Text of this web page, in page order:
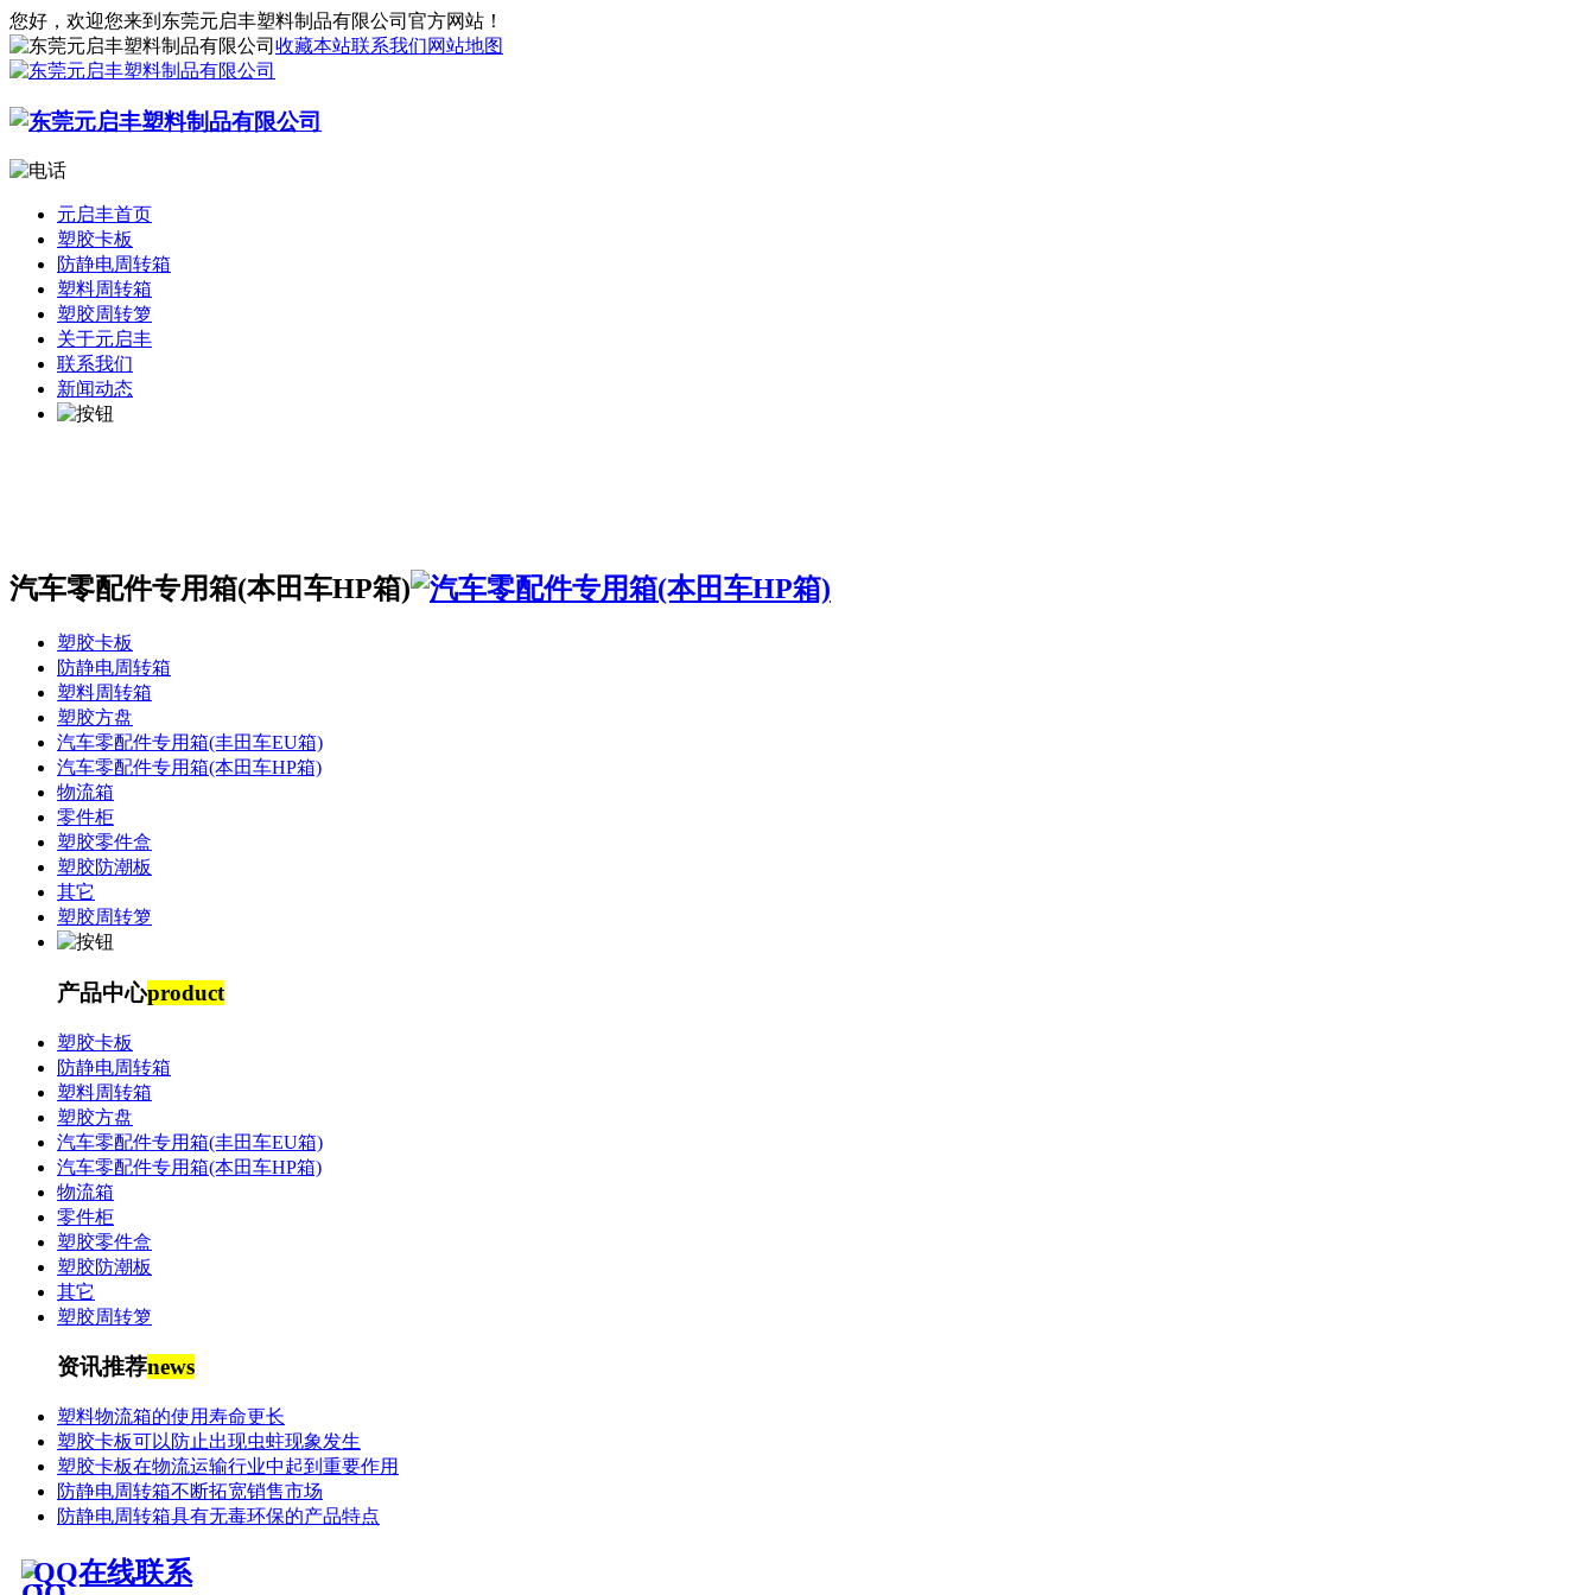
您好，欢迎您来到东莞元启丰塑料制品有限公司官方网站！
收藏本站联系我们网站地图
元启丰首页
塑胶卡板
防静电周转箱
塑料周转箱
塑胶周转箩
关于元启丰
联系我们
新闻动态
汽车零配件专用箱(本田车HP箱)
塑胶卡板
防静电周转箱
塑料周转箱
塑胶方盘
汽车零配件专用箱(丰田车EU箱)
汽车零配件专用箱(本田车HP箱)
物流箱
零件柜
塑胶零件盒
塑胶防潮板
其它
塑胶周转箩
产品中心product
塑胶卡板
防静电周转箱
塑料周转箱
塑胶方盘
汽车零配件专用箱(丰田车EU箱)
汽车零配件专用箱(本田车HP箱)
物流箱
零件柜
塑胶零件盒
塑胶防潮板
其它
塑胶周转箩
资讯推荐news
塑料物流箱的使用寿命更长
塑胶卡板可以防止出现虫蛀现象发生
塑胶卡板在物流运输行业中起到重要作用
防静电周转箱不断拓宽销售市场
防静电周转箱具有无毒环保的产品特点
QQ在线联系